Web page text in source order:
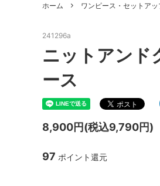
ホーム ワンピース・セットアッ
241296a
ニットアンド
ース
8,900円(税込9,790円)
97 ポイント還元